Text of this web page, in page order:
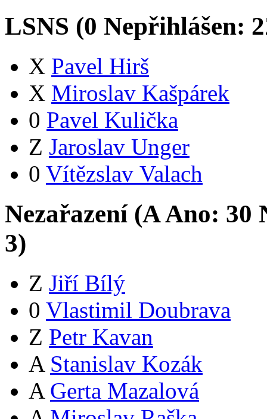
LSNS (0 Nepřihlášen: 2
X Pavel Hirš
X Miroslav Kašpárek
0 Pavel Kulička
Z Jaroslav Unger
0 Vítězslav Valach
Nezařazení (AAno: 30
3)
Z Jiří Bílý
0 Vlastimil Doubrava
Z Petr Kavan
A Stanislav Kozák
A Gerta Mazalová